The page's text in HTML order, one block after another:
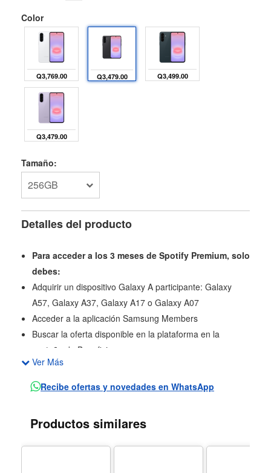
Color
Q3,769.00 Q3,479.00 Q3,499.00
Q3,479.00
Tamaño:
256GB
Detalles del producto
Para acceder a los 3 meses de Spotify Premium, solo
debes:
Adquirir un dispositivo Galaxy A participante: Galaxy
A57, Galaxy A37, Galaxy A17 o Galaxy A07
Acceder a la aplicación Samsung Members
Buscar la oferta disponible en la plataforma en la
pestaña de Beneficios
Crear o acceder a una cuenta de Spotify
Pantalla Super AMOLED de 6.7”
Resolución FHD+ (1080 × 2340)
Ver Más
Recibe ofertas y novedades en WhatsApp
Productos similares